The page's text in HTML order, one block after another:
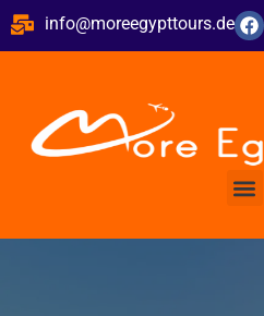
info@moreegypttours.de